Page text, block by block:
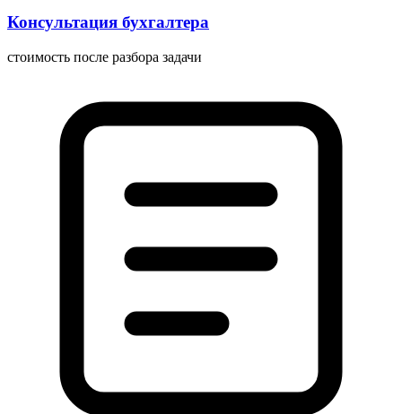
Консультация бухгалтера
стоимость после разбора задачи